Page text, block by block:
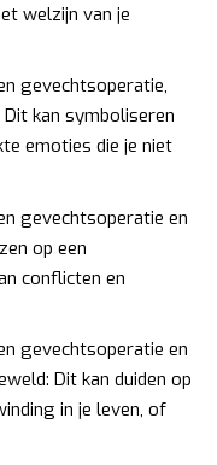
welzijn van je
gevechtsoperatie,
kan symboliseren
emoties die je niet
gevechtsoperatie en
op een
conflicten en
gevechtsoperatie en
Dit kan duiden op
in je leven, of